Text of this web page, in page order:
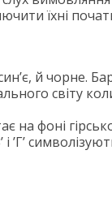
їхні
й чорне.
світу
на фоні
’Г’